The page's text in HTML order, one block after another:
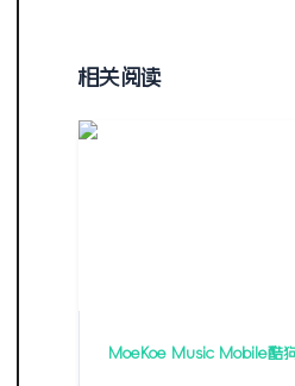
相关阅读
MoeKoe Music Mobile酷